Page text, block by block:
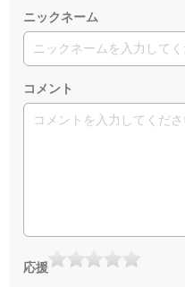
ニックネーム
コメント
応援